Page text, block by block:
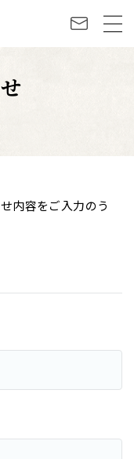
内容をご入力のう